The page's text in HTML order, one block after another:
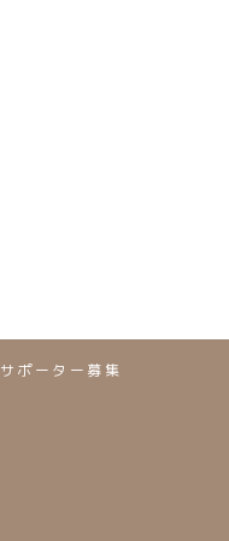
サポーター募集